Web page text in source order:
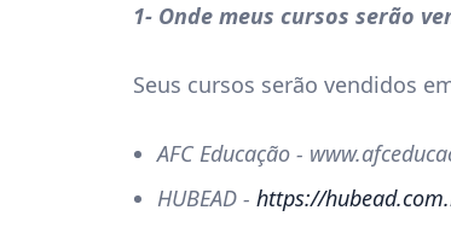
1- Onde meus cursos serão
Seus cursos serão vendidos
AFC Educação -
HUBEAD - https://